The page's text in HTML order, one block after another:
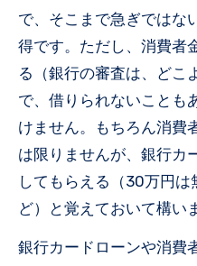
で、そこまで急ぎではな
得です。ただし、消費者
る（銀行の審査は、どこ
で、借りられないことも
けません。もちろん消費
は限りませんが、銀行カ
してもらえる（30万円
ど）と覚えておいて構い
銀行カードローンや消費